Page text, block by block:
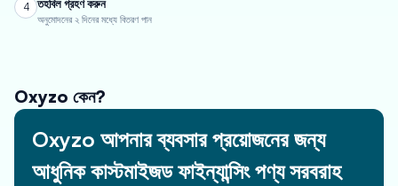
4 তহবিল গ্রহণ করুন
অনুমোদনের ২ দিনের মধ্যে বিতরণ পান
Oxyzo কেন?
Oxyzo আপনার ব্যবসার প্রয়োজনের জন্য
আধুনিক কাস্টমাইজড ফাইন্যান্সিং পণ্য সরবরাহ